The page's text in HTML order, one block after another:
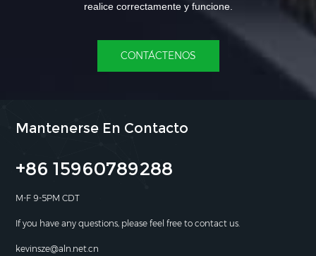
realice correctamente y funcione.
CONTÁCTENOS
Mantenerse En Contacto
+86 15960789288
M-F 9-5PM CDT
If you have any questions, please feel free to contact us.
kevinsze@aln.net.cn